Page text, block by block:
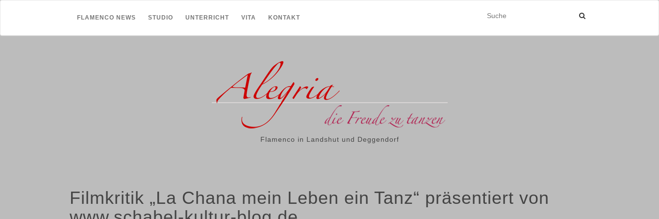
FLAMENCO NEWS STUDIO UNTERRICHT VITA KONTAKT
Flamenco in Landshut und Deggendorf
Filmkritik „La Chana mein Leben ein Tanz“ präsentiert von